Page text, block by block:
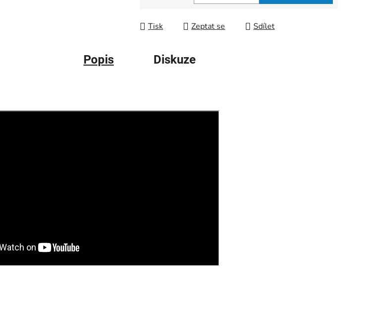
Tisk Zeptat se Sdílet
Popis Diskuze